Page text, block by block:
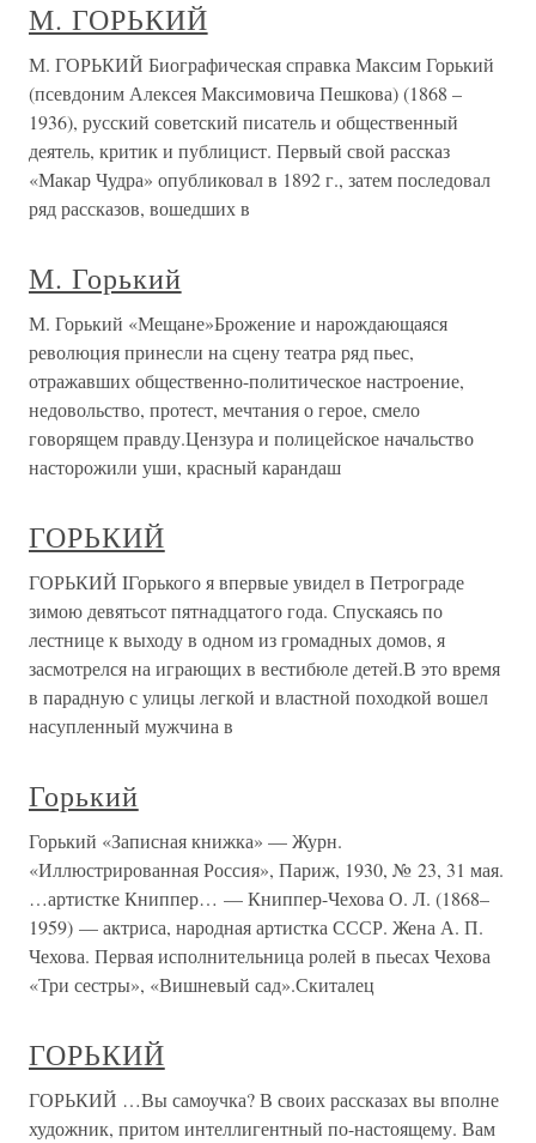
М. ГОРЬКИЙ
М. ГОРЬКИЙ Биографическая справка Максим Горький
(псевдоним Алексея Максимовича Пешкова) (1868 –
1936), русский советский писатель и общественный
деятель, критик и публицист. Первый свой рассказ
«Макар Чудра» опубликовал в 1892 г., затем последовал
ряд рассказов, вошедших в
М. Горький
М. Горький «Мещане»Брожение и нарождающаяся
революция принесли на сцену театра ряд пьес,
отражавших общественно-политическое настроение,
недовольство, протест, мечтания о герое, смело
говорящем правду.Цензура и полицейское начальство
насторожили уши, красный карандаш
ГОРЬКИЙ
ГОРЬКИЙ IГорького я впервые увидел в Петрограде
зимою девятьсот пятнадцатого года. Спускаясь по
лестнице к выходу в одном из громадных домов, я
засмотрелся на играющих в вестибюле детей.В это время
в парадную с улицы легкой и властной походкой вошел
насупленный мужчина в
Горький
Горький «Записная книжка» — Журн.
«Иллюстрированная Россия», Париж, 1930, № 23, 31 мая.
…артистке Книппер… — Книппер-Чехова О. Л. (1868–
1959) — актриса, народная артистка СССР. Жена А. П.
Чехова. Первая исполнительница ролей в пьесах Чехова
«Три сестры», «Вишневый сад».Скиталец
ГОРЬКИЙ
ГОРЬКИЙ …Вы самоучка? В своих рассказах вы вполне
художник, притом интеллигентный по-настоящему. Вам